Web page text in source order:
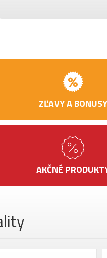
BRZDA (ZADNÝ)
PREDNÝ NÁBOJ
ZADNÝ NÁBOJ
RIADIDLÁ
GRIPY
PREDSTAVEC
ZĽAVY A BONUSY
AKČNÉ